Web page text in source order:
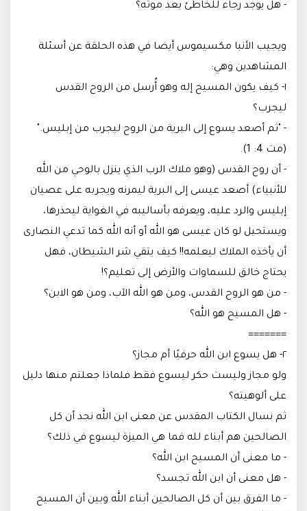
- هل يوجد رجاء للخاطئ بعد موته؟
ويجيب الأنبا مكسيموس أيضا في هذه الحلقة عن أسئلة
المشاهدين وهي:
١- كيف يكون المسيح إله وهو أُرسل من الروح القدس
ليجرب؟
- "ثم أصعد يسوع إلى البرية من الروح ليجرب من إبليس."
(مت 4: 1).
- أن روح القدس (وهو ملاك الرب الذي ينزل بالوحي من الله
للأنبياء) أصعد عيسى إلى البرية ليمرنه ويجربه على عصيان
إبليس والرد عليه، ويعرفه بأساليبه في الغواية ليحذرها،
ويستحيل لو كان عيسى هو الله أو أنه الله كما تدعي النصارى
أن يأخذه الملاك ليعلمه!‌! كيف يتقي شر الشيطان، فهل
يحتاج خالق للسماوات والأرض إلى تعليم؟‌!
- من هو الروح القدس، ومن هو الله الآب، ومن هو الابن؟
- هل المسيح هو الله؟
=======
٢- هل يسوع ابن الله حرفيًا أم مجاز؟
ولو مجاز وليست حكر ليسوع فقط فلماذا جعلتم منها دليل
على ألوهيته؟
ثم نسال الكتاب المقدس عن معنى ابن الله نجد أن كل
الصالحين هم أبناء لله فما هي الميزة ليسوع في ذلك؟
- ما معنى أن المسيح ابن الله؟
- هل معنى أن ابن الله تجسد؟
- ما الفرق بين أن كل الصالحين أبناء الله وبين أن المسيح